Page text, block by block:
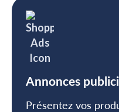
Annonces
Présentez vos